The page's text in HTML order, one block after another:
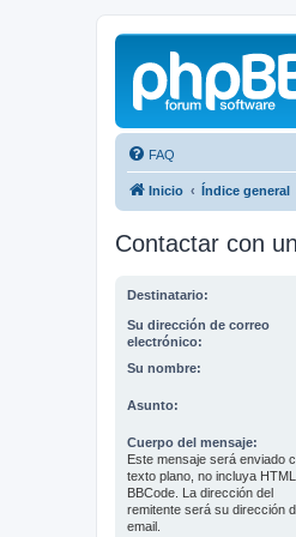
FAQ
Inicio Índice general
Contactar con
Destinatario:
Su dirección de correo
electrónico:
Su nombre:
Asunto:
Cuerpo del mensaje:
Este mensaje será enviado
texto plano, no incluya
BBCode. La dirección del
remitente será su dirección
email.